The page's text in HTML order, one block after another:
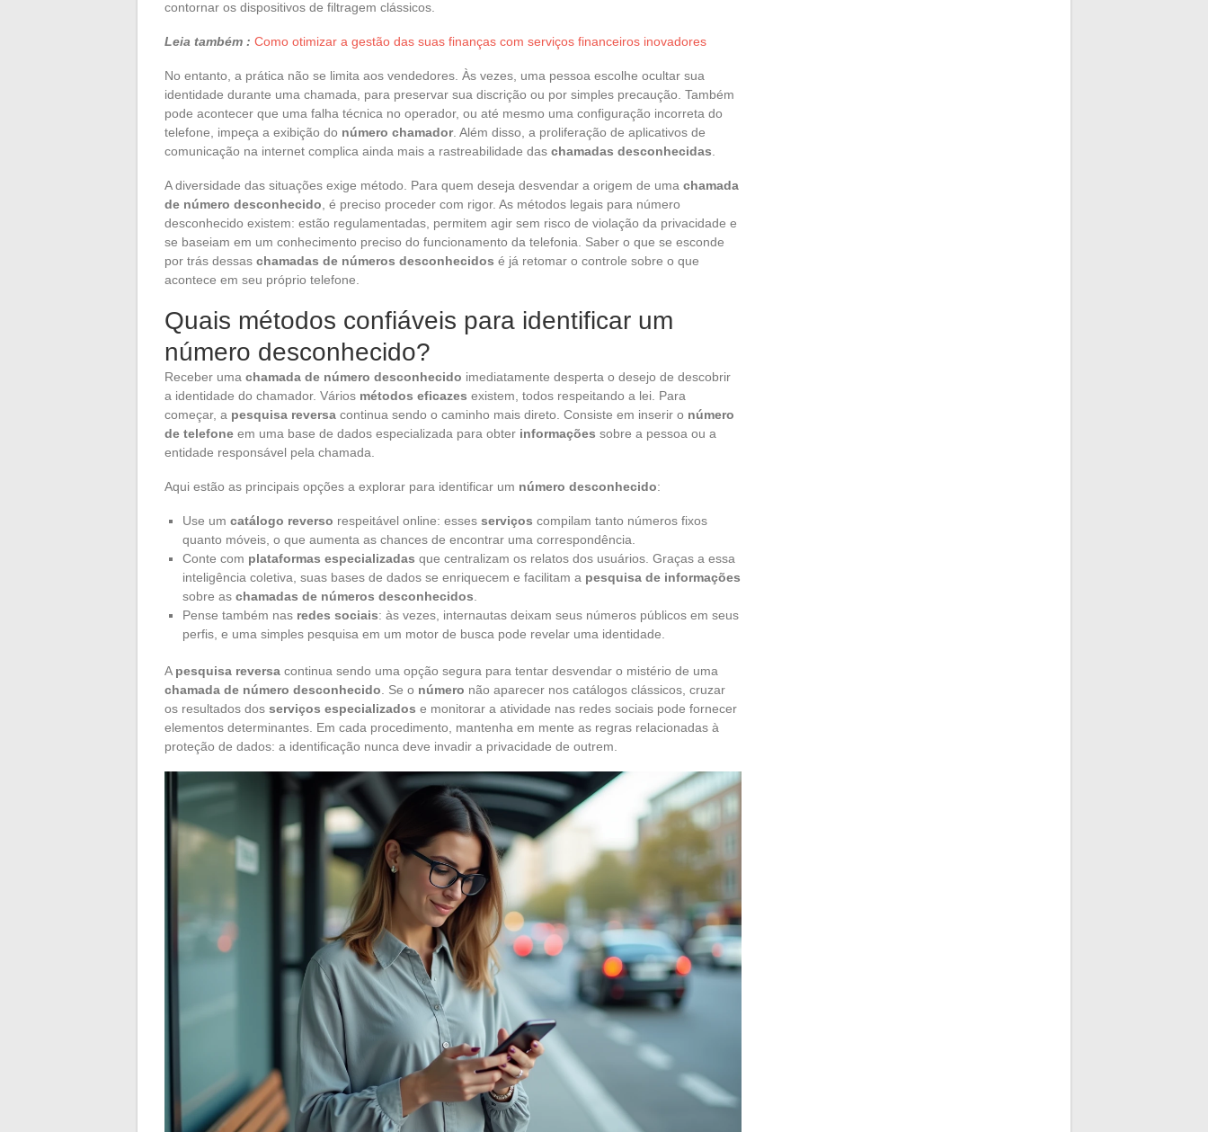
contornar os dispositivos de filtragem clássicos.
Leia também : Como otimizar a gestão das suas finanças com serviços financeiros inovadores
No entanto, a prática não se limita aos vendedores. Às vezes, uma pessoa escolhe ocultar sua
identidade durante uma chamada, para preservar sua discrição ou por simples precaução. Também
pode acontecer que uma falha técnica no operador, ou até mesmo uma configuração incorreta do
telefone, impeça a exibição do número chamador. Além disso, a proliferação de aplicativos de
comunicação na internet complica ainda mais a rastreabilidade das chamadas desconhecidas
A diversidade das situações exige método. Para quem deseja desvendar a origem de uma chamada
de número desconhecido , é preciso proceder com rigor. As métodos legais para número
desconhecido existem: estão regulamentadas, permitem agir sem risco de violação da privacidade e
se baseiam em um conhecimento preciso do funcionamento da telefonia. Saber o que se esconde
por trás dessas chamadas de números desconhecidos é já retomar o controle sobre o que
acontece em seu próprio telefone.
Quais métodos confiáveis para identificar um
número desconhecido?
Receber uma chamada de número desconhecido imediatamente desperta o desejo de descobrir
a identidade do chamador. Vários métodos eficazes existem, todos respeitando a lei. Para
começar, a pesquisa reversa continua sendo o caminho mais direto. Consiste em inserir o número
de telefone em uma base de dados especializada para obter informações sobre a pessoa ou a
entidade responsável pela chamada.
Aqui estão as principais opções a explorar para identificar um número desconhecido:
Use um catálogo reverso respeitável online: esses serviços compilam tanto números fixos
quanto móveis, o que aumenta as chances de encontrar uma correspondência.
Conte com plataformas especializadas que centralizam os relatos dos usuários. Graças a essa
inteligência coletiva, suas bases de dados se enriquecem e facilitam a pesquisa de informações
sobre as chamadas de números desconhecidos
Pense também nas redes sociais: às vezes, internautas deixam seus números públicos em seus
perfis, e uma simples pesquisa em um motor de busca pode revelar uma identidade.
A pesquisa reversa continua sendo uma opção segura para tentar desvendar o mistério de uma
chamada de número desconhecido . Se o número não aparecer nos catálogos clássicos, cruzar
os resultados dos serviços especializados e monitorar a atividade nas redes sociais pode fornecer
elementos determinantes. Em cada procedimento, mantenha em mente as regras relacionadas à
proteção de dados: a identificação nunca deve invadir a privacidade de outrem.